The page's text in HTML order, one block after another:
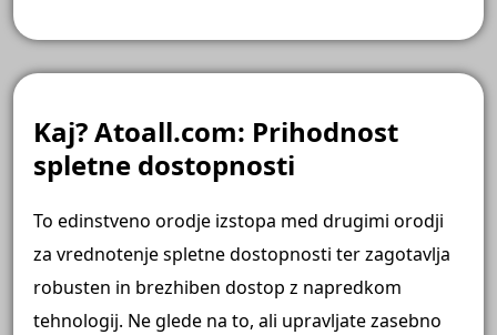
Kaj? Atoall.com: Prihodnost
spletne dostopnosti
To edinstveno orodje izstopa med drugimi orodji
za vrednotenje spletne dostopnosti ter zagotavlja
robusten in brezhiben dostop z napredkom
tehnologij. Ne glede na to, ali upravljate zasebno